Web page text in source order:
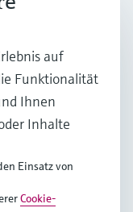
auf
Funktionalität
Ihnen
Inhalte
Einsatz von
Cookie-